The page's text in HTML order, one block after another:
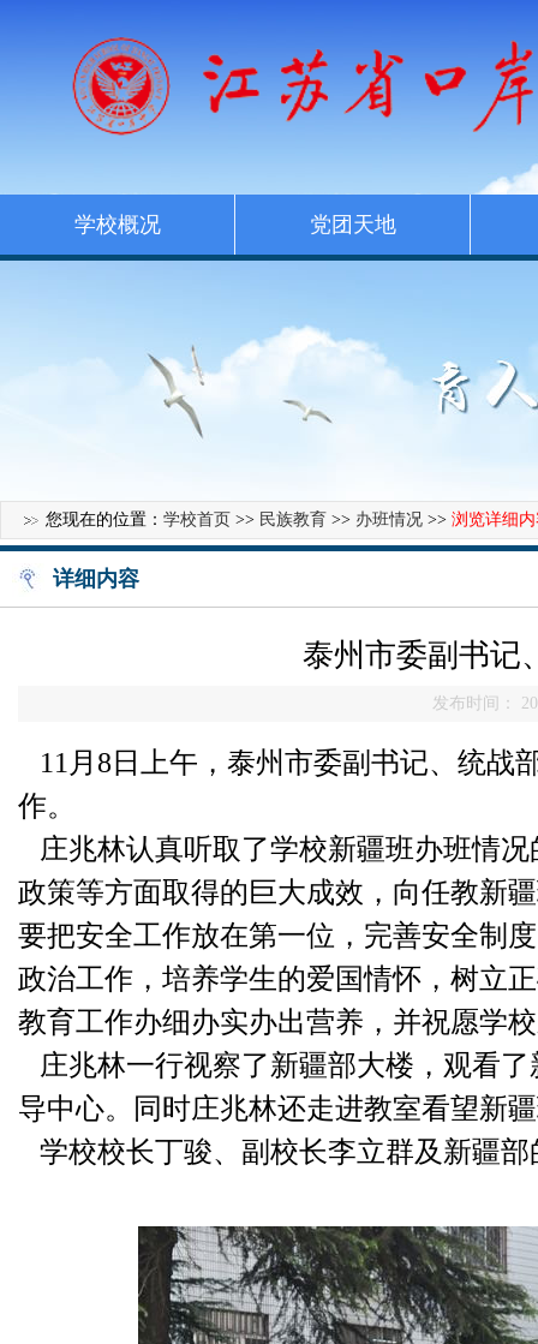
学校概况 党团天地
您现在的位置： 学校首页 >> 民族教育 >> 办班情况 >> 浏览详细
详细内容
泰州市委副书记
发布时间：
11月8日上午，泰州市委副书记、统战
作。
庄兆林认真听取了学校新疆班办班情
政策等方面取得的巨大成效，向任教新
要把安全工作放在第一位，完善安全制
政治工作，培养学生的爱国情怀，树立
教育工作办细办实办出营养，并祝愿学
庄兆林一行视察了新疆部大楼，观看
导中心。同时庄兆林还走进教室看望新
学校校长丁骏、副校长李立群及新疆